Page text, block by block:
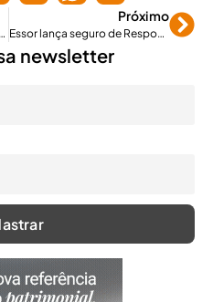
It´sSeg compra corretora nordestina Basel
Próximo
Essor lança seguro de Responsabilidade Civil “All Risks” para eventos
newsletter